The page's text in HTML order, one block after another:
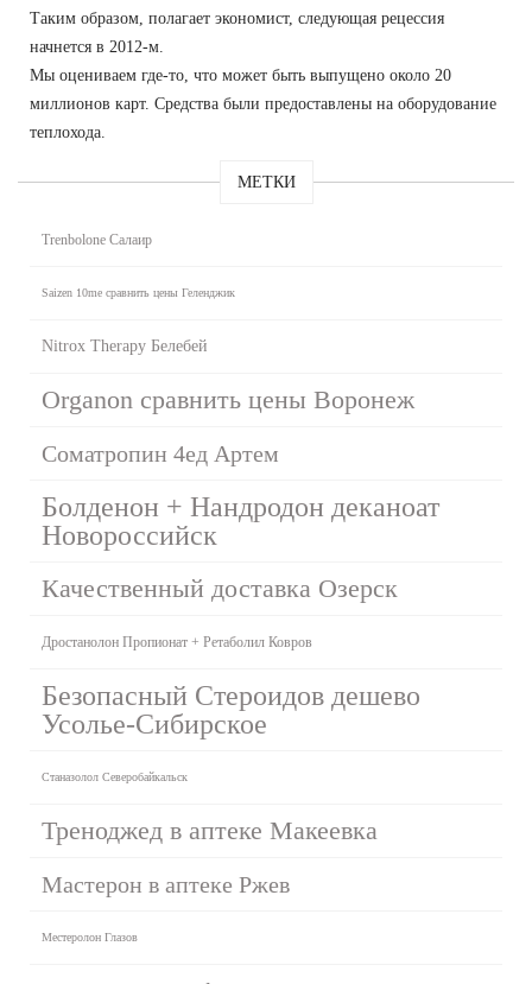
Таким образом, полагает экономист, следующая рецессия
начнется в 2012-м.
Мы оцениваем где-то, что может быть выпущено около 20
миллионов карт. Средства были предоставлены на оборудование
теплохода.
МЕТКИ
Trenbolone Салаир
Saizen 10me сравнить цены Геленджик
Nitrox Therapy Белебей
Organon сравнить цены Воронеж
Cоматропин 4ед Артем
Болденон + Нандродон деканоат
Новороссийск
Качественный доставка Озерск
Дростанолон Пропионат + Ретаболил Ковров
Безопасный Стероидов дешево
Усолье-Сибирское
Станазолол Северобайкальск
Треноджед в аптеке Макеевка
Мастерон в аптеке Ржев
Местеролон Глазов